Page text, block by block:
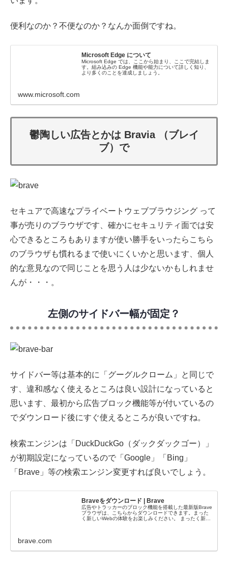
便利なのか？不便なのか？なんか面倒ですね。
Microsoft Edge について
Microsoft Edge では、ここから始まり、ここで完結しま
す。組み込みの Edge 機能や能力について詳しく知り、
より多くのことを達成しましょう。
www.microsoft.com
鬱陶しい広告とかは Bravia （ブレイ
ブ）で
セキュアで高速なプライベートウェブブラウジング って
事が売りのブラウザです、確かにセキュリティ面では安
心できるところもありますが使い勝手をいったらこちら
のブラウザも慣れるまで使いにくいかと思います、個人
的な意見なので同じことを思う人は少ないかもしれませ
んが・・・。
左側のサイドバー幅が固定？
サイドバー等は基本的に「グーグルクローム」と同じで
す、違和感なく使えるところは良い設計になっていると
思います、最初から広告ブロック機能等が付いているの
でダウンロード後にすぐ使えるところが良いですね。
検索エンジンは「DuckDuckGo（ダックダックゴー）」
が初期設定になっているので「Google」「Bing」
「Brave」等の検索エンジン変更すれば良いでしょう。
Braveをダウンロード | Brave
広告やトラッカーのブロック機能を搭載した最新版Brave
ブラウザは、こちらからダウンロードできます。まった
く新しいWebの体験をお楽しみください。 まったく新し
brave.com